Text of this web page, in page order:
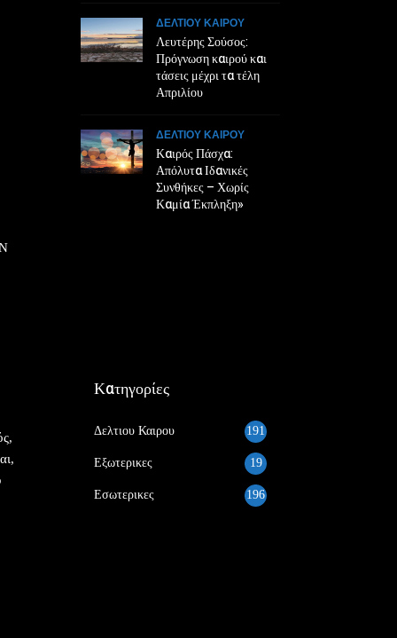
ΔΕΛΤΙΟΥ ΚΑΙΡΟΥ
Λευτέρης Σούσος:
Πρόγνωση καιρού και
τάσεις μέχρι τα τέλη
Απριλίου
ΔΕΛΤΙΟΥ ΚΑΙΡΟΥ
Καιρός Πάσχα:
Απόλυτα Ιδανικές
Συνθήκες – Χωρίς
Καμία Έκπληξη»
Κατηγορίες
Δελτιου Καιρου 191
Εξωτερικες 19
Εσωτερικες 196